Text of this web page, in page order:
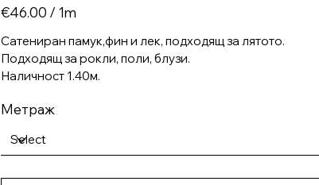
€46.00
per
€46.00 / 1m
Сатениран памук,фин и лек, подходящ за лятото.
Подходящ за рокли, поли, блузи.
Наличност 1.40м.
Метраж